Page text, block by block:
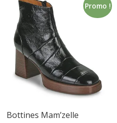
u
r
e
s
Promo !
Bottines Mam’zelle